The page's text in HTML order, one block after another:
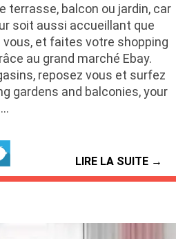
terrasse, balcon ou jardin, car
soit aussi accueillant que
et faites votre shopping
au grand marché Ebay.
reposez vous et surfez
gardens and balconies, your
LIRE LA SUITE →